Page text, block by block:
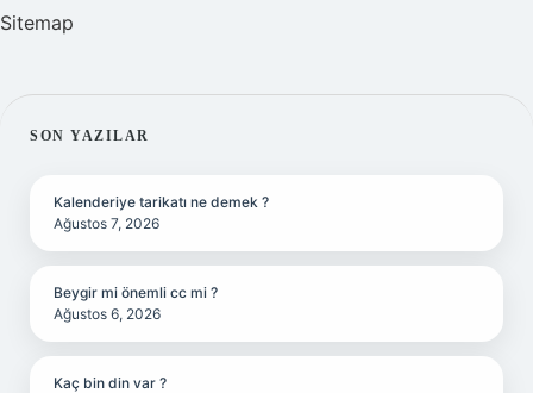
Sitemap
SIDEBAR
SON YAZILAR
Kalenderiye tarikatı ne demek ?
Ağustos 7, 2026
Beygir mi önemli cc mi ?
Ağustos 6, 2026
Kaç bin din var ?